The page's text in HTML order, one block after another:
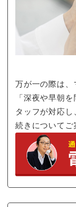
万が一の際は、
「深夜や早朝
タッフが対応
続きについてご